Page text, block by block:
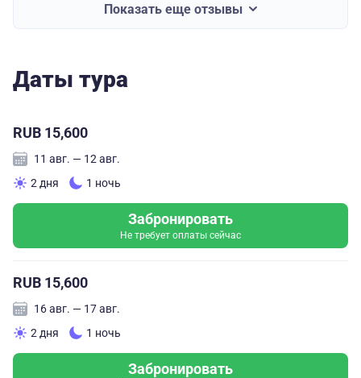
Показать еще отзывы
Даты тура
RUB 15,600
11 авг. — 12 авг.
2 дня
1 ночь
Забронировать
Не требует оплаты сейчас
RUB 15,600
16 авг. — 17 авг.
2 дня
1 ночь
Забронировать